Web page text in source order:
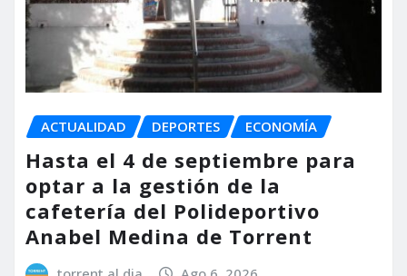
ACTUALIDAD DEPORTES ECONOMÍA
Hasta el 4 de septiembre para
optar a la gestión de la
cafetería del Polideportivo
Anabel Medina de Torrent